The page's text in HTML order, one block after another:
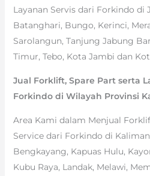
Layanan Servis dari Forkindo di
Batanghari, Bungo, Kerinci,
Sarolangun, Tanjung Jabung
Timur, Tebo, Kota Jambi dan
Jual Forklift, Spare Part serta
Forkindo di Wilayah Provinsi
Area Kami dalam Menjual
Service dari Forkindo di
Bengkayang, Kapuas Hulu,
Kubu Raya, Landak, Melawi,